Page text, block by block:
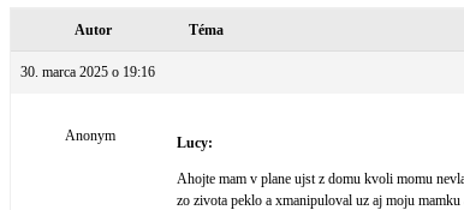
Autor Téma
30. marca 2025 o 19:16
Anonym Lucy:
Ahojte mam v plane ujst z domu kvoli momu
zo zivota peklo a xmanipuloval uz aj moju